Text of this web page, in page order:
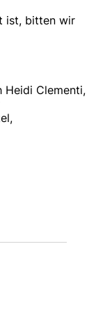
ist, bitten wir
Heidi Clementi,